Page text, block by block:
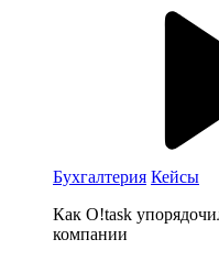
Бухгалтерия Кейсы
Как O!task
компании